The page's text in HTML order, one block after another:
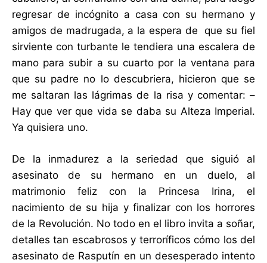
regresar de incógnito a casa con su hermano y
amigos de madrugada, a la espera de que su fiel
sirviente con turbante le tendiera una escalera de
mano para subir a su cuarto por la ventana para
que su padre no lo descubriera, hicieron que se
me saltaran las lágrimas de la risa y comentar: –
Hay que ver que vida se daba su Alteza Imperial.
Ya quisiera uno.
De la inmadurez a la seriedad que siguió al
asesinato de su hermano en un duelo, al
matrimonio feliz con la Princesa Irina, el
nacimiento de su hija y finalizar con los horrores
de la Revolución. No todo en el libro invita a soñar,
detalles tan escabrosos y terroríficos cómo los del
asesinato de Rasputín en un desesperado intento